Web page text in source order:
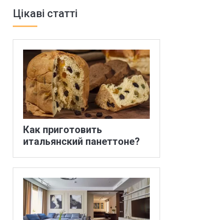
Цікаві статті
Как приготовить
итальянский панеттоне?